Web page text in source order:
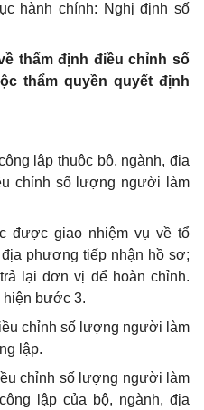
hành chính: Nghị định số
thẩm định điều chỉnh số
thẩm quyền quyết định
lập thuộc bộ, ngành, địa
chỉnh số lượng người làm
được giao nhiệm vụ về tổ
phương tiếp nhận hồ sơ;
lại đơn vị để hoàn chỉnh.
hiện bước 3.
chỉnh số lượng người làm
lập.
chỉnh số lượng người làm
lập của bộ, ngành, địa